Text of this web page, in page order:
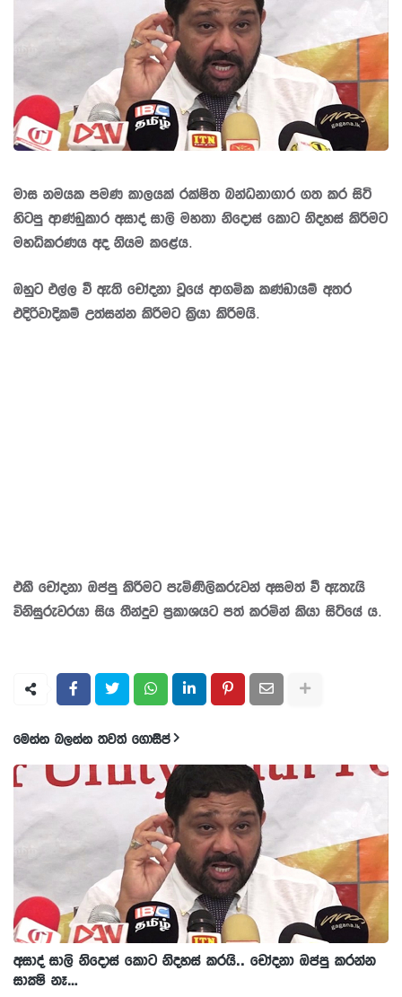
මාස නමයක පමණ කාලයක් රක්ෂිත බන්ධනාගාර ගත කර සිටි
හිටපු ආණ්ඩුකාර අසාද් සාලි මහතා නිදොස් කොට නිදහස් කිරීමට
මහධිකරණය අද නියම කළේය.
ඔහුට එල්ල වී ඇති චෝදනා වූයේ ආගමික කණ්ඩායම් අතර
එදිරිවාදිකම් උත්සන්න කිරීමට ක්‍රියා කිරීමයි.
එකී චෝදනා ඔප්පු කිරීමට පැමිණිලිකරුවන් අසමත් වී ඇතැයි
විනිසුරුවරයා සිය තීන්දුව ප්‍රකාශයට පත් කරමින් කියා සිටියේ ය.
මෙන්න බලන්න තවත් ගොසිප්
අසාද් සාලි නිදොස් කොට නිදහස් කරයි.. චෝදනා ඔප්පු කරන්න
සාක්‍ෂි නෑ…